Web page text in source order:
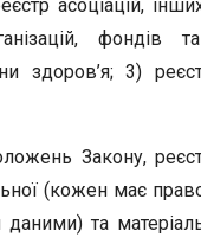
асоціацій,
фондів
здоров’я; 3)
Закону,
(кожен має
та